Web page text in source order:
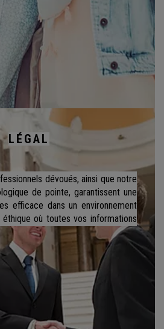
LÉGAL
dévoués, ainsi que notre
de pointe, garantissent une
efficace dans un environnement
où toutes vos informations